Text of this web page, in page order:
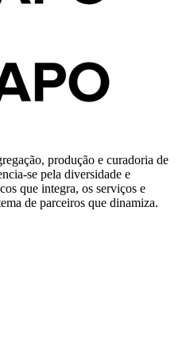
produção e curadoria de
se pela diversidade e
que integra, os serviços e
de parceiros que dinamiza.